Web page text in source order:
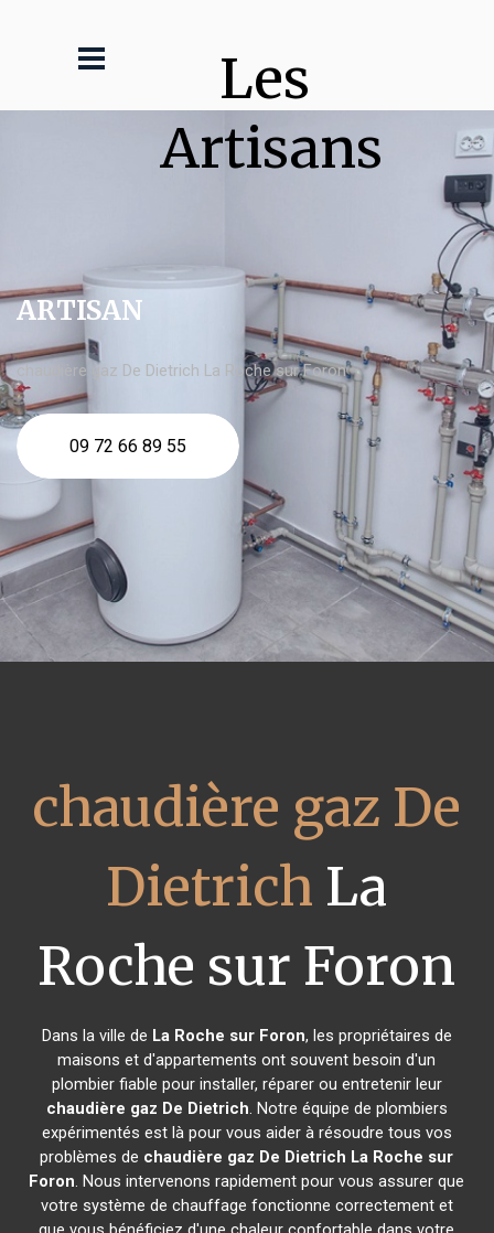
Les
Artisans
ARTISAN
chaudière gaz De Dietrich La Roche sur Foron
09 72 66 89 55
chaudière gaz De
Dietrich La
Roche sur Foron
Dans la ville de La Roche sur Foron, les propriétaires de
maisons et d'appartements ont souvent besoin d'un
plombier fiable pour installer, réparer ou entretenir leur
chaudière gaz De Dietrich. Notre équipe de plombiers
expérimentés est là pour vous aider à résoudre tous vos
problèmes de chaudière gaz De Dietrich La Roche sur
Foron. Nous intervenons rapidement pour vous assurer que
votre système de chauffage fonctionne correctement et